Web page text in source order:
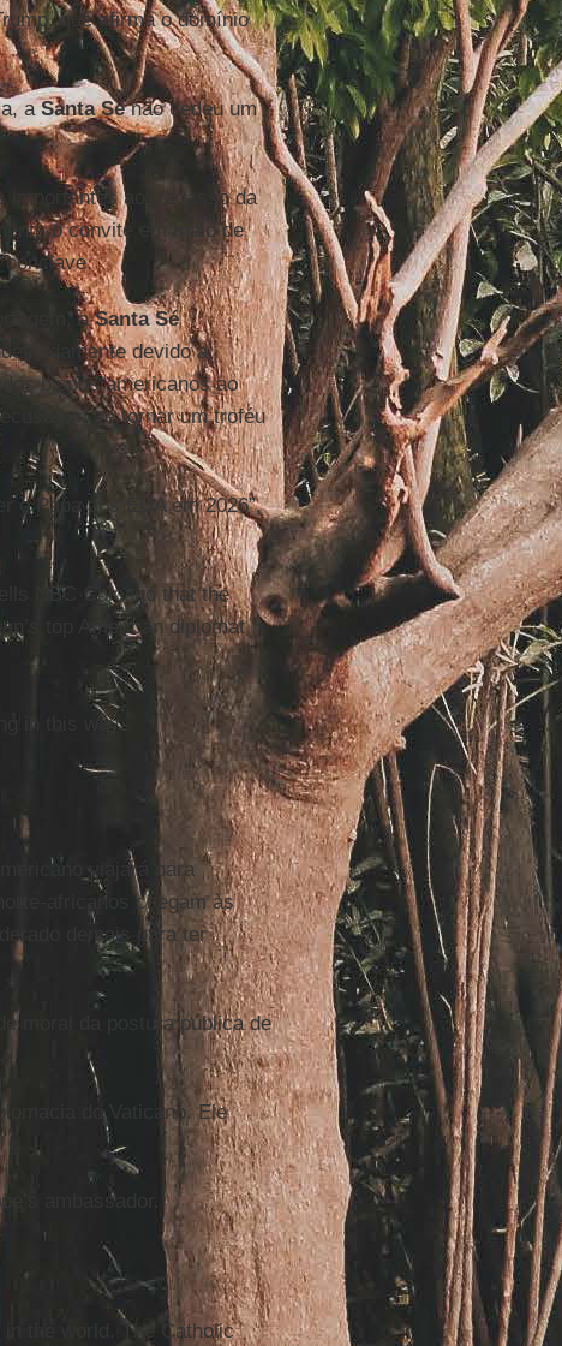
que afirma o domínio
aSanta Sénão cedeu um
importantes ao fracasso da
o convite em maio de
aSanta Sé
devido a
bispos americanos ao
em se tornar um troféu
o Papa aos EUA em 2026”,
NBC Chicago that the
top American diplomat
in this way.
viajará para
africanos chegam às
demais para ter
moral da postura pública de
do Vaticano. Ele
ambassador.
in the world. The Catholic